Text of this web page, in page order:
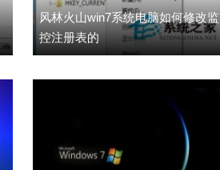
风林火山win7系统电脑如何修改监
控注册表的